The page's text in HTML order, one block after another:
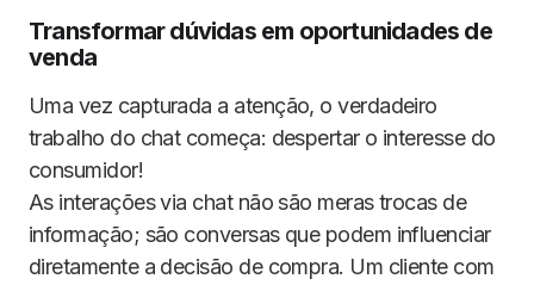
Transformar dúvidas em oportunidades de
venda
Uma vez capturada a atenção, o verdadeiro
trabalho do chat começa: despertar o interesse do
consumidor!
As interações via chat não são meras trocas de
informação; são conversas que podem influenciar
diretamente a decisão de compra. Um cliente com